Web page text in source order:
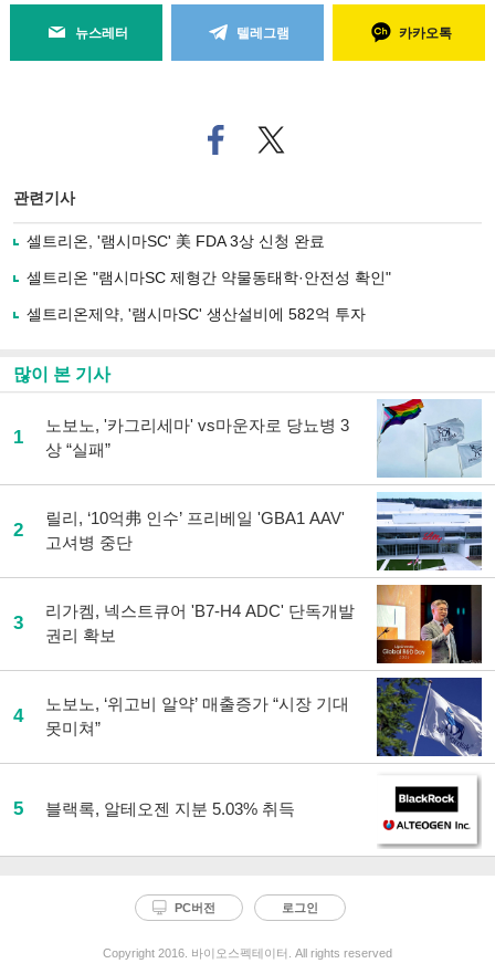
뉴스레터 텔레그램 카카오톡
페
이
로
사
유
트위
터로
관련기사
셀트리온, '램시마SC' 美 FDA 3상 신청 완료
셀트리온 "램시마SC 제형간 약물동태학·안전성 확인"
셀트리온제약, '램시마SC' 생산설비에 582억 투자
많이 본 기사
1
노보노, '카그리세마' vs마운자로 당뇨병 3
상 “실패”
2
릴리, ‘10억弗 인수’ 프리베일 'GBA1 AAV'
고셔병 중단
3
리가켐, 넥스트큐어 'B7-H4 ADC' 단독개발
권리 확보
4
노보노, ‘위고비 알약’ 매출증가 “시장 기대
못미쳐”
5 블랙록, 알테오젠 지분 5.03% 취득
PC버전 로그인
Copyright 2016. 바이오스펙테이터. All rights reserved